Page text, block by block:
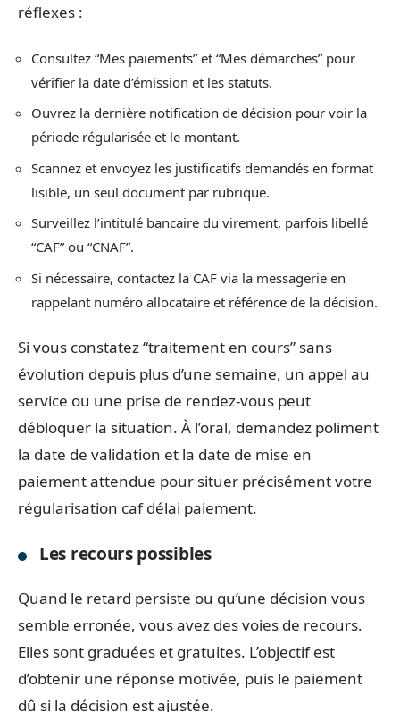
réflexes :
Consultez “Mes paiements” et “Mes démarches” pour
vérifier la date d’émission et les statuts.
Ouvrez la dernière notification de décision pour voir la
période régularisée et le montant.
Scannez et envoyez les justificatifs demandés en format
lisible, un seul document par rubrique.
Surveillez l’intitulé bancaire du virement, parfois libellé
“CAF” ou “CNAF”.
Si nécessaire, contactez la CAF via la messagerie en
rappelant numéro allocataire et référence de la décision.
Si vous constatez “traitement en cours” sans
évolution depuis plus d’une semaine, un appel au
service ou une prise de rendez-vous peut
débloquer la situation. À l’oral, demandez poliment
la date de validation et la date de mise en
paiement attendue pour situer précisément votre
régularisation caf délai paiement.
Les recours possibles
Quand le retard persiste ou qu’une décision vous
semble erronée, vous avez des voies de recours.
Elles sont graduées et gratuites. L’objectif est
d’obtenir une réponse motivée, puis le paiement
dû si la décision est ajustée.